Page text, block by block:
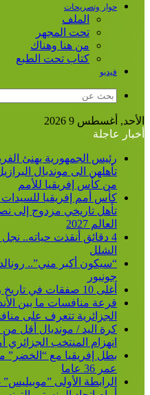
حوار وتصريحات
الملف
تحت المجهر
من هنا وهناك
كتاب تحت الطبع
فيديو
الأحد, أغسطس 9 2026
أخبار عاجلة
رئيس الجمهورية يهنئ
من كأس إفريقيا للأمم
تأهل تاريخي مزدوج إلى
العالم 2027
4 دقائق أنقذت حياته..
الشلل
“سيكون أكبر مني”..
جونيور
أغلى 10 صفقات في تاريخ ريال مدريد بعد ضم يان ديوماندي
الجزائرية تتعرف على
انهزام المنتخب الجزائري
بطل إفريقيا مع “الخضر”
عمر 36 عاما
الرابطة الأولى